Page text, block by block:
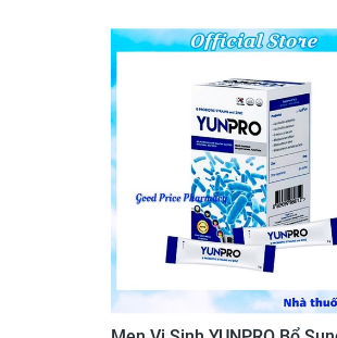
✅ Công dụng
Hỗ trợ giảm các triệu chứng
Hỗ trợ bổ tỳ.
✅ Đối tượng dùng
Người đang bị viem loét,
Người bị đau thượng vị, đầy
Người hay ợ hơi, ợ chua do
✅ Cách dùng Cốm dạ dày
Ngày uống 2-3 lần, mỗi lần